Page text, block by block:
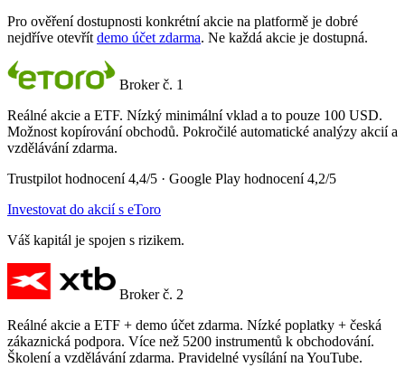
Pro ověření dostupnosti konkrétní akcie na platformě je dobré
nejdříve otevřít demo účet zdarma. Ne každá akcie je dostupná.
Broker č. 1
Reálné akcie a ETF. Nízký minimální vklad a to pouze 100 USD.
Možnost kopírování obchodů. Pokročilé automatické analýzy akcií a
vzdělávání zdarma.
Trustpilot hodnocení 4,4/5 · Google Play hodnocení 4,2/5
Investovat do akcií s eToro
Váš kapitál je spojen s rizikem.
Broker č. 2
Reálné akcie a ETF + demo účet zdarma. Nízké poplatky + česká
zákaznická podpora. Více než 5200 instrumentů k obchodování.
Školení a vzdělávání zdarma. Pravidelné vysílání na YouTube.